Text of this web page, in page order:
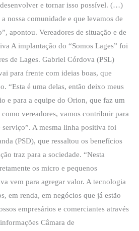
e tornar isso possível. (…)
nossa comunidade e que levamos de
apontou. Vereadores de situação e de
A implantação do “Somos Lages” foi
de Lages. Gabriel Córdova (PSL)
para frente com ideias boas, que
“Esta é uma delas, então deixo meus
e para a equipe do Orion, que faz um
vereadores, vamos contribuir para
serviço”. A mesma linha positiva foi
(PSD), que ressaltou os benefícios
traz para a sociedade. “Nesta
os micro e pequenos
vem para agregar valor. A tecnologia
em renda, em negócios que já estão
empresários e comerciantes através
Câmara de